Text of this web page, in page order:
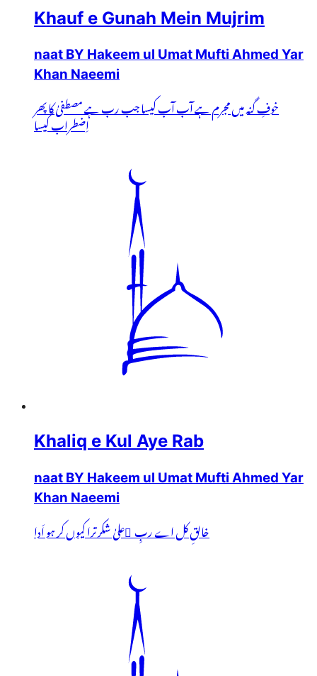
Khauf e Gunah Mein Mujrim
naat BY Hakeem ul Umat Mufti Ahmed Yar
Khan Naeemi
خوفِ گنہ میں مجرم ہے آب آب کیسا جب رب ہے مصطفیٰ کا پھر
اِضطراب کیسا
Khaliq e Kul Aye Rab
naat BY Hakeem ul Umat Mufti Ahmed Yar
Khan Naeemi
خالقِ کل اے ربِ ُعلیٰ شکر ترا کیوں کر ہو اَدا